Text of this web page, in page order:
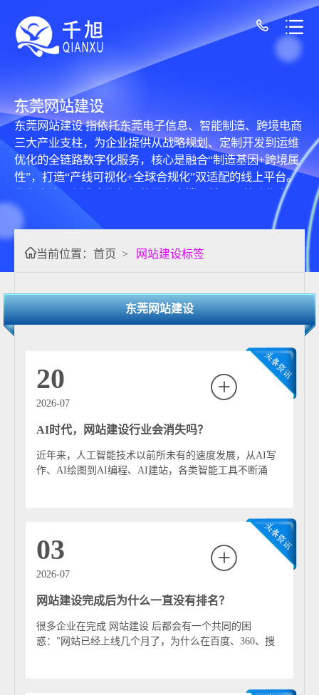
东莞网站建设
东莞网站建设 指依托东莞电子信息、智能制造、跨境电商
三大产业支柱，为企业提供从战略规划、定制开发到运维
优化的全链路数字化服务，核心是融合“制造基因+跨境属
性”，打造“产线可视化+全球合规化”双适配的线上平台。
作为大湾区制造出海枢纽的服务支撑，其已从基础信息展
示升级为“订单承接+供应链协同”的产业增长引擎，适配东
莞企业从“代工贴牌”到“自主品牌出海”的转型需求。 核心
能力聚焦产业痛点解决：技术上专攻电子元件参数化展
示、MES系统与官网数据互通，如为电子企业开发元器件
地团队实现2小时响应，头部服务商如易企达、商企云等，
85%技术人员具备制造业从业背景，深谙“东莞制造”流程
数据对接，以及GDPR、CCPA等多区域合规适配。 服务
模式覆盖企业全生命周期：SaaS模板适配初创型电子商户
（基础版680元/年），48小时快速上线；高端定制聚焦华
为供应链企业等中大型需求，打造一体化数字门户；轻量
本地服务商普遍提供“建站+外贸SEO+合规审计”全链路服
务。 产业价值数据实证明显，某长安镇电子企业经官网优
化后精准询盘增长420%，虎门跨境电商商家通过多语种网
业深度+技术精度”助力“东莞智造”链接全球市场。
当前位置： 首页 > 网站建设标签
东莞网站建设
20
2026-07
AI时代，网站建设行业会消失吗？
近年来，人工智能技术以前所未有的速度发展，从AI写
作、AI绘图到AI编程、AI建站，各类智能工具不断涌
03
2026-07
网站建设完成后为什么一直没有排名？
很多企业在完成 网站建设 后都会有一个共同的困
惑："网站已经上线几个月了，为什么在百度、360、搜